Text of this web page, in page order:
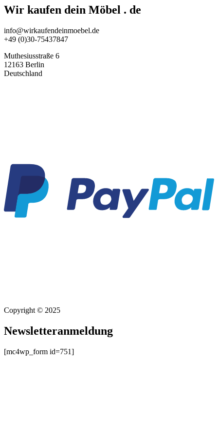
Wir kaufen dein Möbel . de
info@wirkaufendeinmoebel.de
+49 (0)30-75437847
Muthesiusstraße 6
12163 Berlin
Deutschland
Copyright © 2025
Newsletteranmeldung
[mc4wp_form id=751]